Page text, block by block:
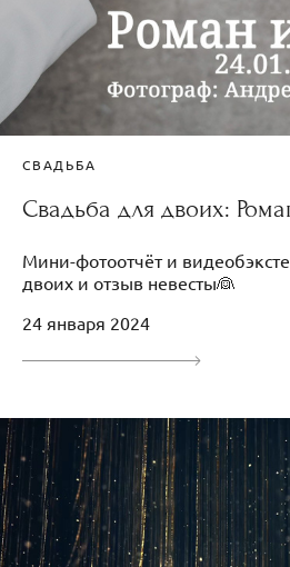
СВАДЬБА
Свадьба для двоих:
Мини-фотоотчёт и
двоих и отзыв невесты👰
24 января 2024